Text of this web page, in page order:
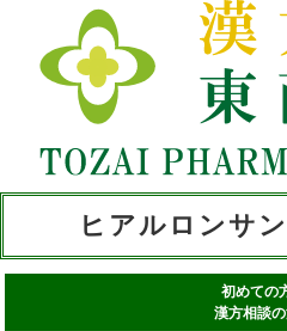
ヒアルロンサ
初めての
漢方相談